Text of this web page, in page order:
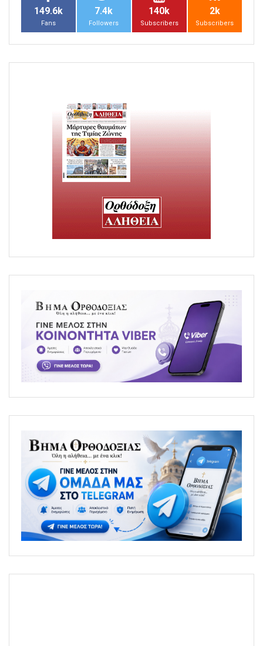
149.6k
Fans
7.4k
Followers
140k
Subscribers
2k
Subscribers